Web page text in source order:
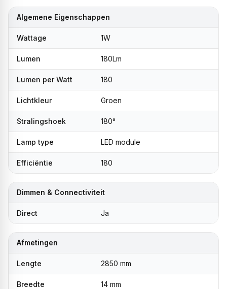
Algemene Eigenschappen
Wattage 1W
Lumen 180Lm
Lumen per Watt 180
Lichtkleur Groen
Stralingshoek 180°
Lamp type LED module
Efficiëntie 180
Dimmen & Connectiviteit
Direct Ja
Afmetingen
Lengte 2850 mm
Breedte 14 mm